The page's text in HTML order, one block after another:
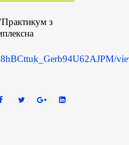
з